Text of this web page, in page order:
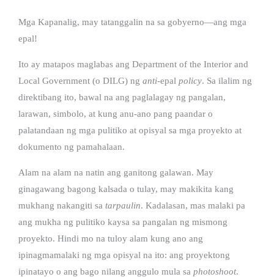
Mga Kapanalig, may tatanggalin na sa gobyerno—ang mga
epal!
Ito ay matapos maglabas ang Department of the Interior and
Local Government (o DILG) ng anti-epal policy. Sa ilalim ng
direktibang ito, bawal na ang paglalagay ng pangalan,
larawan, simbolo, at kung anu-ano pang paandar o
palatandaan ng mga pulitiko at opisyal sa mga proyekto at
dokumento ng pamahalaan.
Alam na alam na natin ang ganitong galawan. May
ginagawang bagong kalsada o tulay, may makikita kang
mukhang nakangiti sa tarpaulin. Kadalasan, mas malaki pa
ang mukha ng pulitiko kaysa sa pangalan ng mismong
proyekto. Hindi mo na tuloy alam kung ano ang
ipinagmamalaki ng mga opisyal na ito: ang proyektong
ipinatayo o ang bago nilang anggulo mula sa photoshoot.